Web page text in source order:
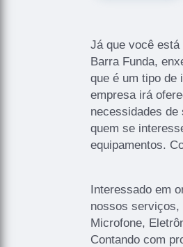
Já que você está
Barra Funda,
que é um tipo de
empresa irá
necessidades
quem se
equipamentos.
Interessado em
nossos serviços,
Microfone,
Contando com